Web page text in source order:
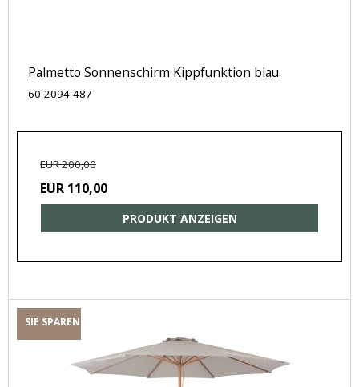
Palmetto Sonnenschirm Kippfunktion blau.
60-2094-487
EUR 200,00
EUR 110,00
PRODUKT ANZEIGEN
SIE SPAREN